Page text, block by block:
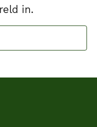
in.